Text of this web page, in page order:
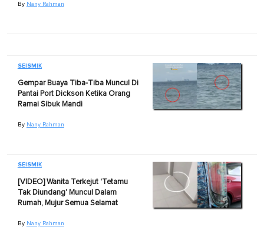
By Nany Rahman
SEISMIK
Gempar Buaya Tiba-Tiba Muncul Di
Pantai Port Dickson Ketika Orang
Ramai Sibuk Mandi
By Nany Rahman
SEISMIK
[VIDEO] Wanita Terkejut 'Tetamu
Tak Diundang' Muncul Dalam
Rumah, Mujur Semua Selamat
By Nany Rahman